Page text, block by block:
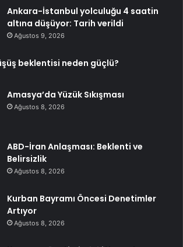
Ankara-İstanbul yolculuğu 4 saatin
altına düşüyor: Tarih verildi
Ağustos 9, 2026
beklentisi neden güçlü?
Amasya’da Yüzük Sıkışması
Ağustos 8, 2026
ABD-İran Anlaşması: Beklenti ve
Belirsizlik
Ağustos 8, 2026
Kurban Bayramı Öncesi Denetimler
Artıyor
Ağustos 8, 2026